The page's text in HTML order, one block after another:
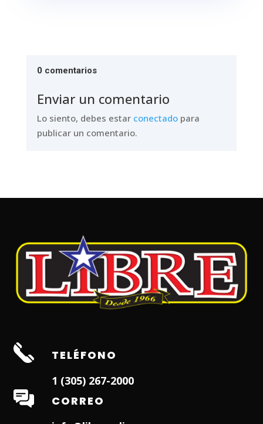
0 comentarios
Enviar un comentario
Lo siento, debes estar conectadopara
publicar un comentario.
TELÉFONO
1 (305) 267-2000
CORREO